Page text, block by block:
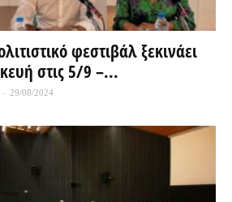
φεστιβάλ ξεκινάει
στις 5/9 –...
- 29/08/2024